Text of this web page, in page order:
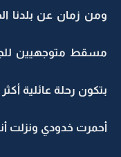
ومن زمان عن بلدنا
مسقط متوجهيين
بتكون رحلة عائلية
أحمرت خدودي ونزلت